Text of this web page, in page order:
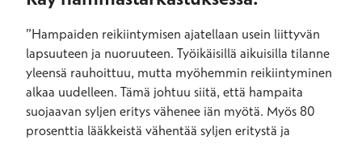
”Hampaiden reikiintymisen ajatellaan usein liittyvän
lapsuuteen ja nuoruuteen. Työikäisillä aikuisilla tilanne
yleensä rauhoittuu, mutta myöhemmin reikiintyminen
alkaa uudelleen. Tämä johtuu siitä, että hampaita
suojaavan syljen eritys vähenee iän myötä. Myös 80
prosenttia lääkkeistä vähentää syljen eritystä ja